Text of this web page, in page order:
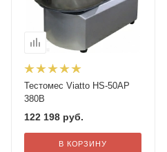
Тестомес Viatto HS-50AP
380В
122 198 руб.
В КОРЗИНУ